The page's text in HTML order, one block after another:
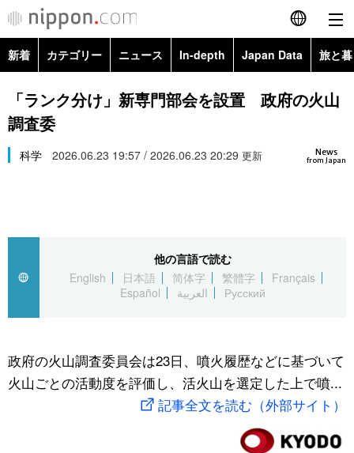
English
简体字
Русский
カテゴリー
経済・ビジネス
国際
文化
トップ
アーカイブ
In-depth
Japan Data
動画/Live
新着 カテゴリー ニュース In-depth Japan Data 旅と
政治・外交
経済・ビジネス
スポーツ・東京2020
Topics
「ランク分け」新専門部会を設置 政府の火山
調査委
News
from Japan
科学 2026.06.23 19:57 / 2026.06.23 20:29 更新
他の言語で読む
English
日本語 简体字 繁體字
Français
Español
العربية Русский
政府の火山調査委員会は23日、噴火履歴などに基づいて
火山ごとの活動度を評価し、活火山を選定した上で噴...
記事全文を読む（外部サイト）